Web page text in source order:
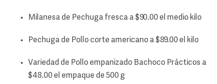
Milanesa de Pechuga fresca a $90.00 el medio kilo
Pechuga de Pollo corte americano a $89.00 el kilo
Variedad de Pollo empanizado Bachoco Prácticos a
$48.00 el empaque de 500 g